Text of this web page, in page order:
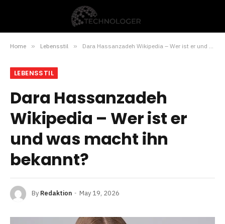
Home » Lebensstil » Dara Hassanzadeh Wikipedia – Wer ist er und was macht ihn bekannt?
LEBENSSTIL
Dara Hassanzadeh
Wikipedia – Wer ist er
und was macht ihn
bekannt?
By Redaktion May 19, 2026